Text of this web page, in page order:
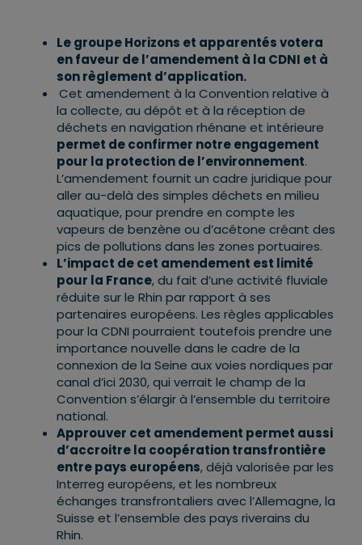
Le groupe Horizons et apparentés votera
en faveur de l’amendement à la CDNI et à
son règlement d’application.
Cet amendement à la Convention relative à
la collecte, au dépôt et à la réception de
déchets en navigation rhénane et intérieure
permet de confirmer notre engagement
pour la protection de l’environnement.
L’amendement fournit un cadre juridique pour
aller au-delà des simples déchets en milieu
aquatique, pour prendre en compte les
vapeurs de benzène ou d’acétone créant des
pics de pollutions dans les zones portuaires.
L’impact de cet amendement est limité
pour la France, du fait d’une activité fluviale
réduite sur le Rhin par rapport à ses
partenaires européens. Les règles applicables
pour la CDNI pourraient toutefois prendre une
importance nouvelle dans le cadre de la
connexion de la Seine aux voies nordiques par
canal d’ici 2030, qui verrait le champ de la
Convention s’élargir à l’ensemble du territoire
national.
Approuver cet amendement permet aussi
d’accroitre la coopération transfrontière
entre pays européens, déjà valorisée par les
Interreg européens, et les nombreux
échanges transfrontaliers avec l’Allemagne, la
Suisse et l’ensemble des pays riverains du
Rhin.